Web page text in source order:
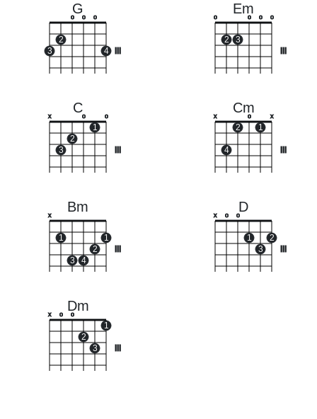
G
3
2
o o o
4
Em
o
2 3
o o o
C
x
3
2
o
1
o
Cm
x
4
2
o
1
x
Bm
x
1
3 4
2
1
D
x o o
1
3
2
Dm
x o o
2
3
1